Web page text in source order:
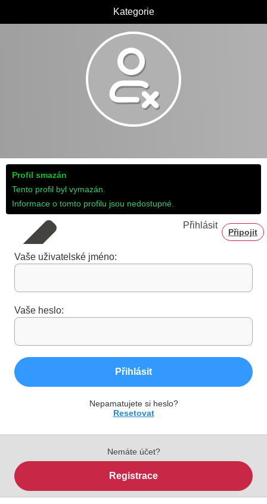
Profil smazán
Tento profil byl vymazán.
Informace o tomto profilu jsou nedostupné.
Přihlásit
Připojit
Vaše uživatelské jméno:
Vaše heslo:
Přihlásit
Nepamatujete si heslo?
Resetovat
Nemáte účet?
Registrace
Kategorie